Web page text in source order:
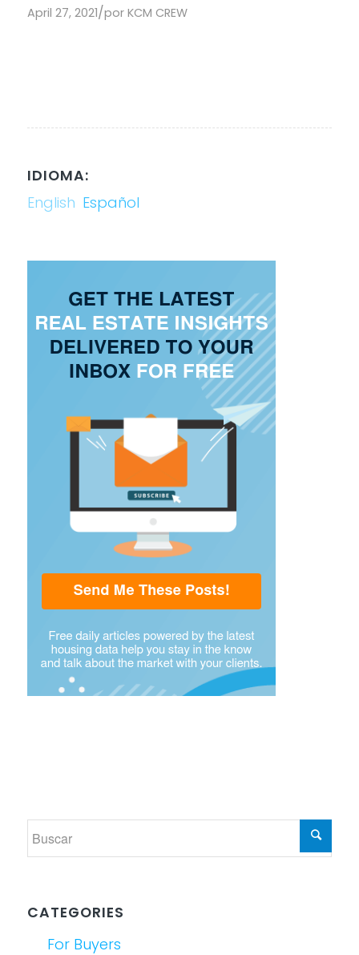
April 27, 2021/por KCM CREW
IDIOMA:
English Español
CATEGORIES
For Buyers